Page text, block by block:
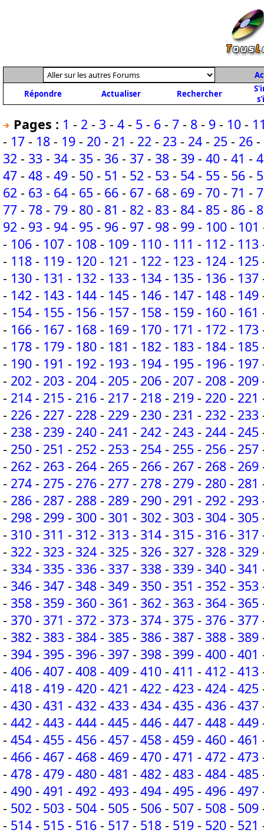
Répondre
Actualiser Rechercher
Pages : 1 - 2 - 3 - 4 - 5 - 6 - 7 - 8 - 9 - 10 -
- 17 - 18 - 19 - 20 - 21 - 22 - 23 - 24 - 25 - 26 -
32 - 33 - 34 - 35 - 36 - 37 - 38 - 39 - 40 - 41 -
47 - 48 - 49 - 50 - 51 - 52 - 53 - 54 - 55 - 56 -
62 - 63 - 64 - 65 - 66 - 67 - 68 - 69 - 70 - 71 -
77 - 78 - 79 - 80 - 81 - 82 - 83 - 84 - 85 - 86 -
92 - 93 - 94 - 95 - 96 - 97 - 98 - 99 - 100 - 101
- 106 - 107 - 108 - 109 - 110 - 111 - 112 - 113
- 118 - 119 - 120 - 121 - 122 - 123 - 124 - 125
- 130 - 131 - 132 - 133 - 134 - 135 - 136 - 137
- 142 - 143 - 144 - 145 - 146 - 147 - 148 - 149
- 154 - 155 - 156 - 157 - 158 - 159 - 160 - 161
- 166 - 167 - 168 - 169 - 170 - 171 - 172 - 173
- 178 - 179 - 180 - 181 - 182 - 183 - 184 - 185
- 190 - 191 - 192 - 193 - 194 - 195 - 196 - 197
- 202 - 203 - 204 - 205 - 206 - 207 - 208 - 209
- 214 - 215 - 216 - 217 - 218 - 219 - 220 - 221
- 226 - 227 - 228 - 229 - 230 - 231 - 232 - 233
- 238 - 239 - 240 - 241 - 242 - 243 - 244 - 245
- 250 - 251 - 252 - 253 - 254 - 255 - 256 - 257
- 262 - 263 - 264 - 265 - 266 - 267 - 268 - 269
- 274 - 275 - 276 - 277 - 278 - 279 - 280 - 281
- 286 - 287 - 288 - 289 - 290 - 291 - 292 - 293
- 298 - 299 - 300 - 301 - 302 - 303 - 304 - 305
- 310 - 311 - 312 - 313 - 314 - 315 - 316 - 317
- 322 - 323 - 324 - 325 - 326 - 327 - 328 - 329
- 334 - 335 - 336 - 337 - 338 - 339 - 340 - 341
- 346 - 347 - 348 - 349 - 350 - 351 - 352 - 353
- 358 - 359 - 360 - 361 - 362 - 363 - 364 - 365
- 370 - 371 - 372 - 373 - 374 - 375 - 376 - 377
- 382 - 383 - 384 - 385 - 386 - 387 - 388 - 389
- 394 - 395 - 396 - 397 - 398 - 399 - 400 - 401
- 406 - 407 - 408 - 409 - 410 - 411 - 412 - 413
- 418 - 419 - 420 - 421 - 422 - 423 - 424 - 425
- 430 - 431 - 432 - 433 - 434 - 435 - 436 - 437
- 442 - 443 - 444 - 445 - 446 - 447 - 448 - 449
- 454 - 455 - 456 - 457 - 458 - 459 - 460 - 461
- 466 - 467 - 468 - 469 - 470 - 471 - 472 - 473
- 478 - 479 - 480 - 481 - 482 - 483 - 484 - 485
- 490 - 491 - 492 - 493 - 494 - 495 - 496 - 497
- 502 - 503 - 504 - 505 - 506 - 507 - 508 - 509
- 514 - 515 - 516 - 517 - 518 - 519 - 520 - 521